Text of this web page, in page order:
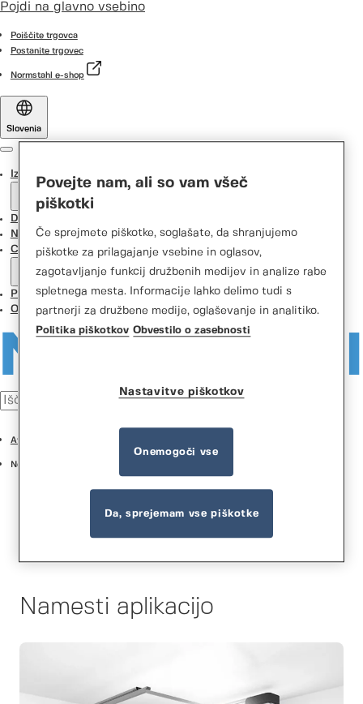
Pojdi na glavno vsebino
Poiščite trgovca
Postanite trgovec
Normstahl e-shop
Slovenia
Izdelki
Door Designer
Novice
Center za podporo
Pišite nam
O nas
Avtomatizacija
Normstahl Connect
Namesti aplikacijo
Povejte nam, ali so vam všeč
piškotki
Če sprejmete piškotke, soglašate, da shranjujemo
piškotke za prilagajanje vsebine in oglasov,
zagotavljanje funkcij družbenih medijev in analize rabe
spletnega mesta. Informacije lahko delimo tudi s
partnerji za družbene medije, oglaševanje in analitiko.
Politika piškotkov Obvestilo o zasebnosti
Nastavitve piškotkov
Onemogoči vse
Da, sprejemam vse piškotke